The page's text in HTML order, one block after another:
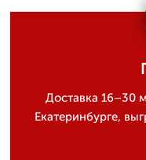
Доставка 16–30
Екатеринбурге,